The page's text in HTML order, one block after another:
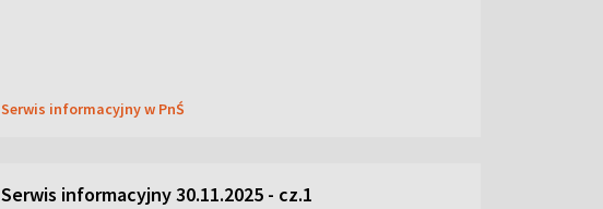
Serwis informacyjny w PnŚ
Serwis informacyjny 30.11.2025 - cz.1